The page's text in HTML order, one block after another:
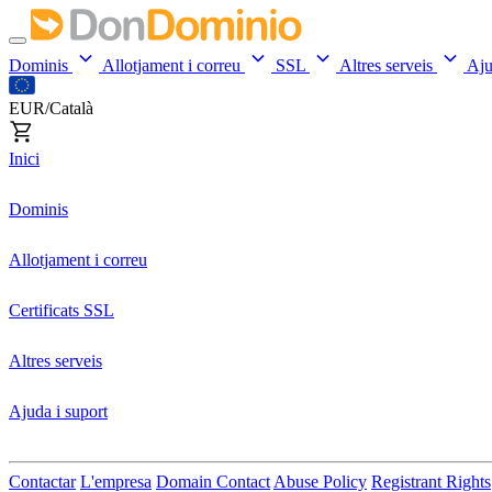
Dominis Allotjament i correu SSL Altres serveis
EUR/Català
Inici
Dominis
Allotjament i correu
Certificats SSL
Altres serveis
Ajuda i suport
Contactar L'empresa Domain Contact Abuse Policy Registrant Rights